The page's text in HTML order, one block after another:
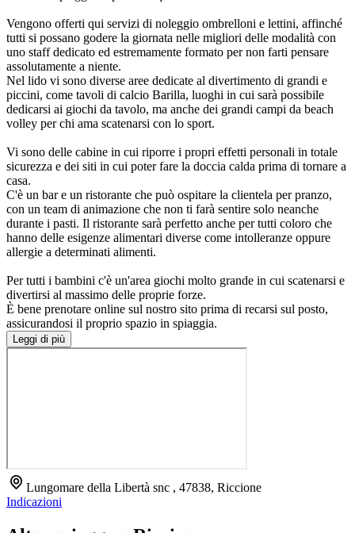
Vengono offerti qui servizi di noleggio ombrelloni e lettini, affinché
tutti si possano godere la giornata nelle migliori delle modalità con
uno staff dedicato ed estremamente formato per non farti pensare
assolutamente a niente.
Nel lido vi sono diverse aree dedicate al divertimento di grandi e
piccini, come tavoli di calcio Barilla, luoghi in cui sarà possibile
dedicarsi ai giochi da tavolo, ma anche dei grandi campi da beach
volley per chi ama scatenarsi con lo sport.
Vi sono delle cabine in cui riporre i propri effetti personali in totale
sicurezza e dei siti in cui poter fare la doccia calda prima di tornare a
casa.
C'è un bar e un ristorante che può ospitare la clientela per pranzo,
con un team di animazione che non ti farà sentire solo neanche
durante i pasti. Il ristorante sarà perfetto anche per tutti coloro che
hanno delle esigenze alimentari diverse come intolleranze oppure
allergie a determinati alimenti.
Per tutti i bambini c'è un'area giochi molto grande in cui scatenarsi e
divertirsi al massimo delle proprie forze.
È bene prenotare online sul nostro sito prima di recarsi sul posto,
assicurandosi il proprio spazio in spiaggia.
Leggi di più
Lungomare della Libertà snc , 47838, Riccione
Indicazioni